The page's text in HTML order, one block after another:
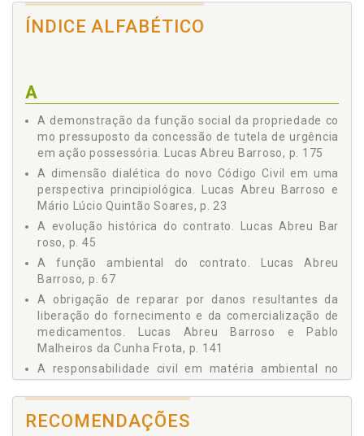
10 - A RESPONSABILIDADE CIVIL EM MATÉRIA AMBIENTAL
NO SISTEMA JURÍDICO BRASILEIRO E EM ALGUNS DIREITOS
COMERCIALIZAÇÃO DE MEDICAMENTOS, Lucas Abreu
Barroso e Pablo Malheiros da Cunha Frota, p. 141
12 - PROPRIEDADE PRIVADA, JUSTIÇA SOCIAL E CIDADANIA
MATERIAL, Lucas Abreu Barroso, p. 157
13 - A DEMONSTRAÇÃO DA FUNÇÃO SOCIAL DA
PROPRIEDADE COMO PRESSUPOSTO DA CONCESSÃO DE
TUTELA DE URGÊNCIA EM AÇÃO POSSESSÓRIA, Lucas
Abreu Barroso, p. 175
14 - PROPRIEDADE DOS RECURSOS MINERAIS E
PROPRIEDADE DO SOLO E DO SUBSOLO NO ORDENAMENTO
JURÍDICO BRASILEIRO, Lucas Abreu Barroso, p. 189
15 - TRANSMISSÃO POSSESSÓRIA: UM CONFLITO
APARENTE NA SISTEMÁTICA CIVIL BRASILEIRA? Lucas
Abreu Barroso; Gustavo Elias Kallás Rezeke Marcos Jorge
Catalan, p. 199
16 - A RESPONSABILIDADE SUBSIDIÁRIA DA
ADMINISTRAÇÃO PÚBLICA PELO PAGAMENTO
INDENIZATÓRIO: INTERPRETAÇÃO DO § 5º DO ART. 1.228, DO
CÓDIGO CIVIL, EM DECORRÊNCIA DOS DIREITOS
FUNDAMENTAIS DOS OCUPANTES DE BAIXA RENDA, Lucas
Abreu Barroso, p. 211
17 - ACCESSIO POSSESSIONIS E USUCAPIÃO
CONSTITUCIONAL AGRÁRIO: INAPLICABILIDADE DO ART.
ÍNDICE ALFABÉTICO
A
A demonstração da função social da propriedade co
mo pressuposto da concessão de tutela de urgência
em ação possessória. Lucas Abreu Barroso, p. 175
A dimensão dialética do novo Código Civil em uma
perspectiva principiológica. Lucas Abreu Barroso e
Mário Lúcio Quintão Soares, p. 23
A evolução histórica do contrato. Lucas Abreu Bar
roso, p. 45
A função ambiental do contrato. Lucas Abreu
Barroso, p. 67
A obrigação de reparar por danos resultantes da
liberação do fornecimento e da comercialização de
medicamentos. Lucas Abreu Barroso e Pablo
Malheiros da Cunha Frota, p. 141
A responsabilidade civil em matéria ambiental no
estrangeiros. Lucas Abreu Barroso, p. 121
A responsabilidade subsidiária da administração
RECOMENDAÇÕES